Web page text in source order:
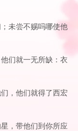
未尝不赐吗哪使他
们就一无所缺：衣
，他们就得了西宏
，带他们到你所应